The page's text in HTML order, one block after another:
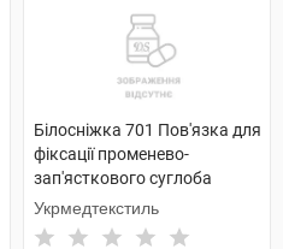
Білосніжка 701 Пов'язка для
фіксації променево-
зап'ясткового суглоба
розмір 3 (19-20см) 1 шт
Укрмедтекстиль